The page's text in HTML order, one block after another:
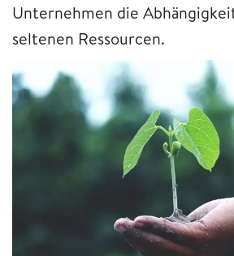
Unternehmen die
seltenen Ressourcen.